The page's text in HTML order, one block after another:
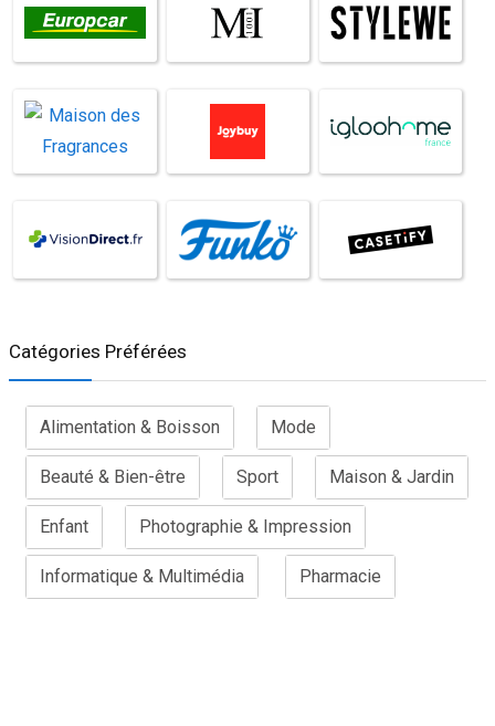
Catégories Préférées
Alimentation & Boisson Mode
Beauté & Bien-être Sport Maison & Jardin
Enfant Photographie & Impression
Informatique & Multimédia Pharmacie